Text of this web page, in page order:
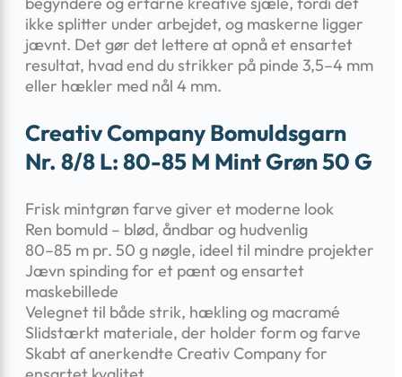
ikke splitter under arbejdet, og maskerne ligger
jævnt. Det gør det lettere at opnå et ensartet
resultat, hvad end du strikker på pinde 3,5–4 mm
eller hækler med nål 4 mm.
Creativ Company Bomuldsgarn
Nr. 8/8 L: 80-85 M Mint Grøn 50 G
Frisk mintgrøn farve giver et moderne look
Ren bomuld – blød, åndbar og hudvenlig
80–85 m pr. 50 g nøgle, ideel til mindre projekter
Jævn spinding for et pænt og ensartet
maskebillede
Velegnet til både strik, hækling og macramé
Slidstærkt materiale, der holder form og farve
Skabt af anerkendte Creativ Company for